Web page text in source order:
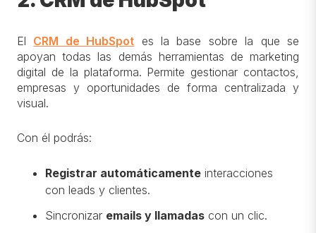
El CRM de HubSpot es la base sobre la que se
apoyan todas las demás herramientas de marketing
digital de la plataforma. Permite gestionar contactos,
empresas y oportunidades de forma centralizada y
visual.
Con él podrás:
Registrar automáticamenteinteracciones
con leads y clientes.
Sincronizar emails y llamadascon un clic.